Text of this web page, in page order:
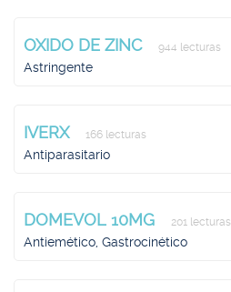
OXIDO DE ZINC 944 lecturas
Astringente
IVERX 166 lecturas
Antiparasitario
DOMEVOL 10MG 201 lecturas
Antiemético, Gastrocinético